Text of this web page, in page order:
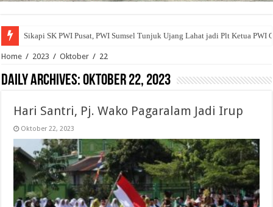
Sikapi SK PWI Pusat, PWI Sumsel Tunjuk Ujang Lahat jadi Plt Ketua PWI
Home / 2023 / Oktober / 22
Daily Archives:Oktober 22, 2023
Hari Santri, Pj. Wako Pagaralam Jadi Irup
Oktober 22, 2023